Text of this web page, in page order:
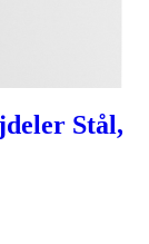
Stål,